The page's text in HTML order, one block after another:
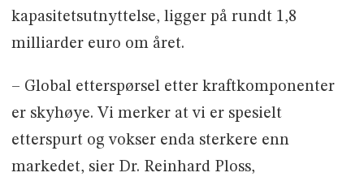
kapasitetsutnyttelse, ligger på rundt 1,8
milliarder euro om året.
– Global etterspørsel etter kraftkomponenter
er skyhøye. Vi merker at vi er spesielt
etterspurt og vokser enda sterkere enn
markedet, sier Dr. Reinhard Ploss,